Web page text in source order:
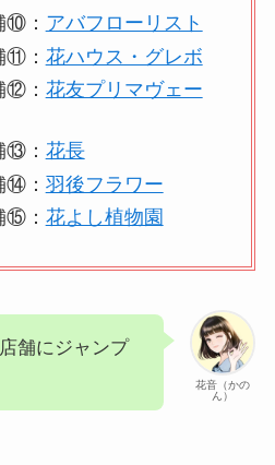
⑩： アバフローリスト
⑪： 花ハウス・グレボ
⑫： 花友プリマヴェー
⑬： 花長
⑭： 羽後フラワー
⑮： 花よし植物園
花音（かの
ん）
舗にジャンプ